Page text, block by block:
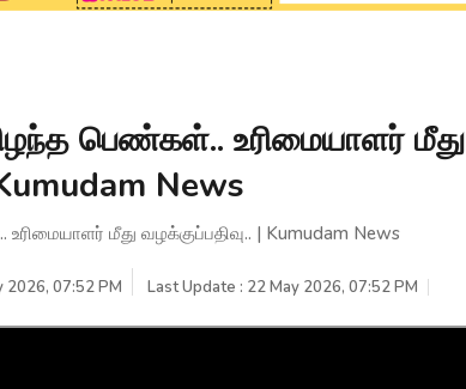
பெண்கள்.. உரிமையாளர் மீது
News
மீது வழக்குப்பதிவு.. | Kumudam News
2026, 07:52 PM Last Update : 22 May 2026, 07:52 PM